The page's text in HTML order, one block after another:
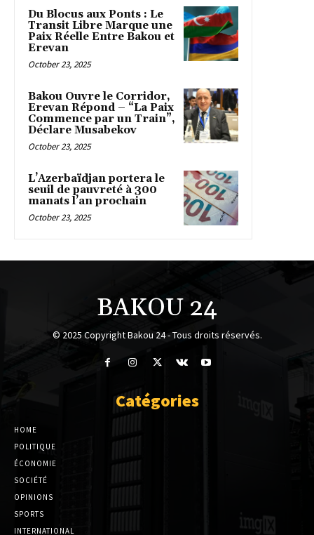
Du Blocus aux Ponts : Le
Transit Libre Marque une
Paix Réelle Entre Bakou et
Erevan
October 23, 2025
Bakou Ouvre le Corridor,
Erevan Répond – “La Paix
Commence par un Train”,
Déclare Musabekov
October 23, 2025
L’Azerbaïdjan portera le
seuil de pauvreté à 300
manats l’an prochain
October 23, 2025
BAKOU 24
© 2025 Copyright Bakou 24 - Tous droits réservés.
Catégories
HOME
POLITIQUE
ÉCONOMIE
SOCIÉTÉ
OPINIONS
SPORTS
INTERNATIONAL